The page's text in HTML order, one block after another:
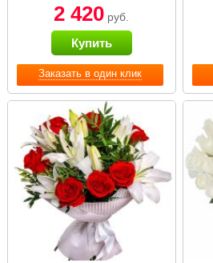
Заказать в один клик
2 420 руб.
Купить